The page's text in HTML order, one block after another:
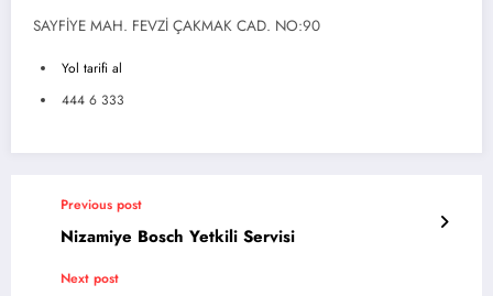
SAYFİYE MAH. FEVZİ ÇAKMAK CAD. NO:90
Yol tarifi al
444 6 333
Previous post
Nizamiye Bosch Yetkili Servisi
Next post